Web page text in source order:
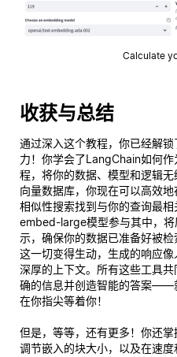
Calculate
收获与总结
通过深入这个教程，你已经解
力！你学会了LangChain如何
程，将你的数据、模型和逻辑
向量数据库，你现在可以高效
相似性搜索找到与你的查询最
embed-large模型参与其中，
示，确保你的数据已准备好被
这一切变得生动，生成的响应
深厚的上下文。所有这些工具
确的信息并创造智能的答案——
在你指尖等着你！
但是，等等，还有更多！你还
调节嵌入的块大小，以及在速